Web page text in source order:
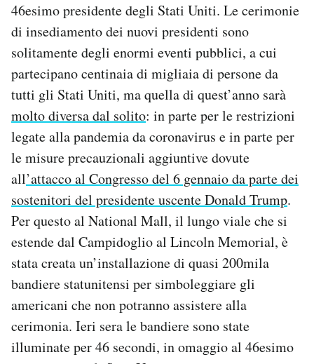
AREA PERSONALE
Area Personale
Newsletter
Notifiche mobile
Regala il Post
Hai bisogno di aiuto?
46esimo presidente degli Stati Uniti. Le cerimonie
di insediamento dei nuovi presidenti sono
solitamente degli enormi eventi pubblici, a cui
partecipano centinaia di migliaia di persone da
tutti gli Stati Uniti, ma quella di quest’anno sarà
molto diversa dal solito: in parte per le restrizioni
legate alla pandemia da coronavirus e in parte per
le misure precauzionali aggiuntive dovute
all’attacco al Congresso del 6 gennaio da parte dei
sostenitori del presidente uscente Donald Trump.
Per questo al National Mall, il lungo viale che si
estende dal Campidoglio al Lincoln Memorial, è
stata creata un’installazione di quasi 200mila
bandiere statunitensi per simboleggiare gli
americani che non potranno assistere alla
cerimonia. Ieri sera le bandiere sono state
illuminate per 46 secondi, in omaggio al 46esimo